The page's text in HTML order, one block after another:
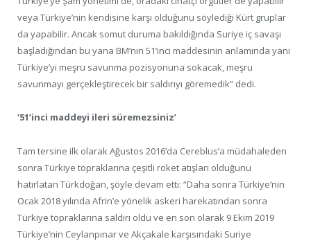
veya Türkiye’nin kendisine karşı olduğunu söylediği Kürt gruplar
da yapabilir. Ancak somut duruma bakıldığında Suriye iç savaşı
başladığından bu yana BM’nin 51’inci maddesinin anlamında yani
Türkiye’yi meşru savunma pozisyonuna sokacak, meşru
savunmayı gerçekleştirecek bir saldırıyı göremedik” dedi.
’51’inci maddeyi ileri süremezsiniz’
Tam tersine ilk olarak Ağustos 2016’da Cereblus’a müdahaleden
sonra Türkiye topraklarına çeşitli roket atışları olduğunu
hatırlatan Türkdoğan, şöyle devam etti: “Daha sonra Türkiye’nin
Ocak 2018 yılında Afrin’e yönelik askeri harekatından sonra
Türkiye topraklarına saldırı oldu ve en son olarak 9 Ekim 2019
Türkiye’nin Ceylanpınar ve Akçakale karşısındaki Suriye